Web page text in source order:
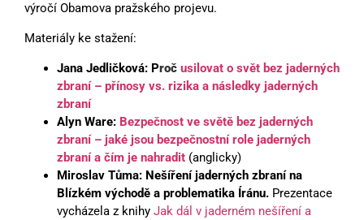
výročí Obamova pražského projevu.
Materiály ke stažení:
Jana Jedličková: Proč usilovat o svět bez jaderných
zbraní – přínosy vs. rizika a následky jaderných
zbraní
Alyn Ware: Bezpečnost ve světě bez jaderných
zbraní – jaké jsou bezpečnostní role jaderných
zbraní a čím je nahradit (anglicky)
Miroslav Tůma: Nešíření jaderných zbraní na
Blízkém východě a problematika Íránu. Prezentace
vycházela z knihy Jak dál v jaderném nešíření a